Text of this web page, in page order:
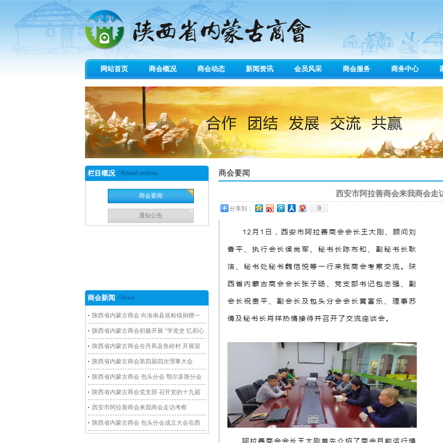
网站首页 商会概况 商会动态 新闻资讯 会员风采 商会服务 商务中心
栏目概况 / Related sections
商会要闻
通知公告
商会新闻 / News
陕西省内蒙古商会 向洛南县巡检镇捐赠一
批救灾物资
陕西省内蒙古商会积极开展 “学党史 忆初心
谋发展”主题党日活动
陕西省内蒙古商会在丹凤县鱼岭村 开展迎
新春送温暖活动
陕西省内蒙古商会第四届四次理事大会
陕西省内蒙古商会 包头分会 鄂尔多斯分会
走访包头商会副会长单位
陕西省内蒙古商会党支部 召开党的十九届
五中全会学习会暨组织生活会
西安市阿拉善商会来我商会走访考察
陕西省内蒙古商会 包头分会成立大会在西
商会要闻
西安市阿拉善商会来我商会走
分享到： 0